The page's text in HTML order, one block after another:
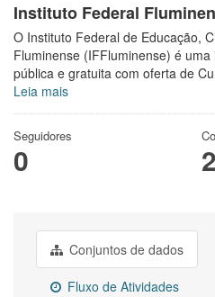
Instituto Federal
O Instituto Federal de Educação,
Fluminense (IFFluminense) é
pública e gratuita com oferta de
Leia mais
Seguidores
0 2
Conjuntos de dados
Fluxo de Atividades